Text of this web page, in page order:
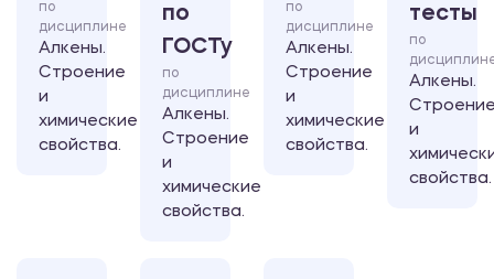
по
дисциплине
Алкены.
Строение
и
химические
свойства.
по
ГОСТу
по
дисциплине
Алкены.
Строение
и
химические
свойства.
по
дисциплине
Алкены.
Строение
и
химические
свойства.
тесты
по
Алкены.
и
свойства.